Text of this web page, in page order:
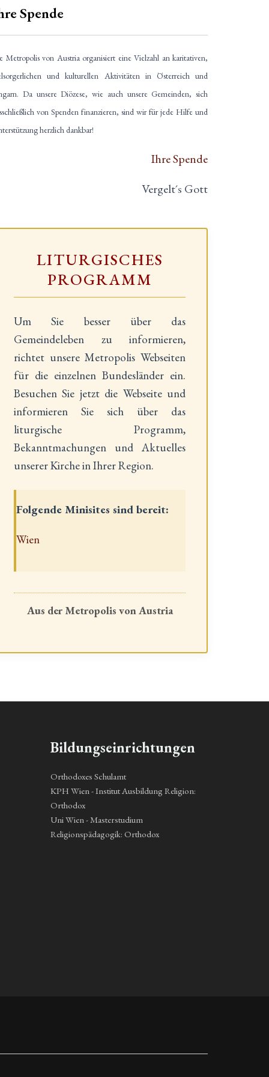
Spende
Metropolis von Austria organisiert eine Vielzahl an karitativen,
und kulturellen Aktivitäten in Österreich und
Da unsere Diözese, wie auch unsere Gemeinden, sich
von Spenden finanzieren, sind wir für jede Hilfe und
herzlich dankbar!
Ihre Spende
Vergelt´s Gott
LITURGISCHES
PROGRAMM
Um Sie besser über das
Gemeindeleben zu informieren,
richtet unsere Metropolis Webseiten
für die einzelnen Bundesländer ein.
Besuchen Sie jetzt die Webseite und
informieren Sie sich über das
liturgische Programm,
Bekanntmachungen und Aktuelles
unserer Kirche in Ihrer Region.
Folgende Minisites sind bereit:
Wien
Aus der Metropolis von Austria
Bildungseinrichtungen
Orthodoxes Schulamt
KPH Wien - Institut Ausbildung Religion:
Orthodox
Uni Wien - Masterstudium
Religionspädagogik: Orthodox